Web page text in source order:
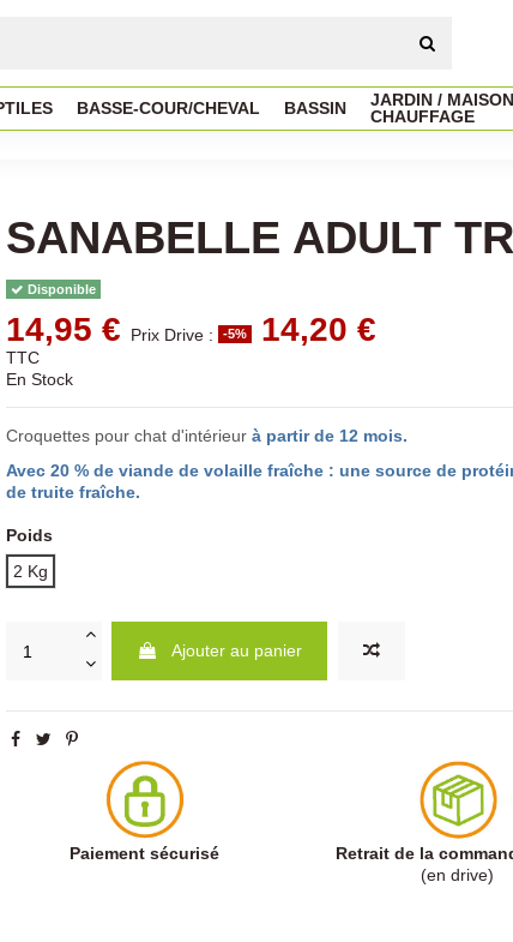
BASSE-COUR/CHEVAL BASSIN
JARDIN /
CHAUFFAGE
SANABELLE ADULT
Disponible
14,95 € Prix Drive : -5% 14,20 €
TTC
En Stock
Croquettes pour chat d'intérieur à partir de 12 mois.
Avec 20 % de viande de volaille fraîche : une source de
de truite fraîche.
Poids
2 Kg
Ajouter au panier
Paiement sécurisé
Retrait de la
(en drive)